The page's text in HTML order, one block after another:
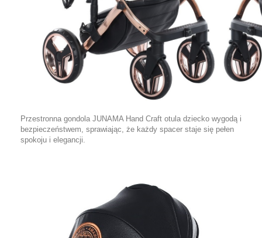
Przestronna gondola JUNAMA Hand Craft otula dziecko wygodą i
bezpieczeństwem, sprawiając, że każdy spacer staje się pełen
spokoju i elegancji.